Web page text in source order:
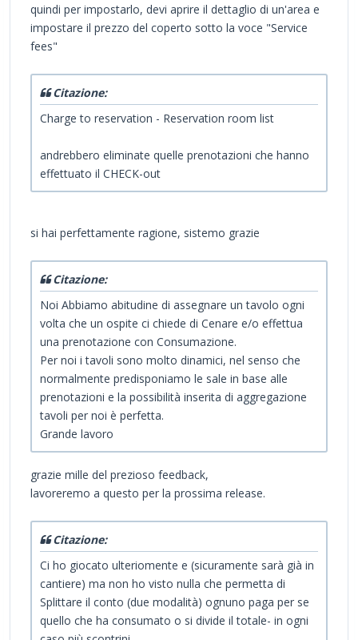
quindi per impostarlo, devi aprire il dettaglio di un'area e
impostare il prezzo del coperto sotto la voce "Service
fees"
Citazione:
Charge to reservation - Reservation room list
andrebbero eliminate quelle prenotazioni che hanno
effettuato il CHECK-out
si hai perfettamente ragione, sistemo grazie
Citazione:
Noi Abbiamo abitudine di assegnare un tavolo ogni
volta che un ospite ci chiede di Cenare e/o effettua
una prenotazione con Consumazione.
Per noi i tavoli sono molto dinamici, nel senso che
normalmente predisponiamo le sale in base alle
prenotazioni e la possibilità inserita di aggregazione
tavoli per noi è perfetta.
Grande lavoro
grazie mille del prezioso feedback,
lavoreremo a questo per la prossima release.
Citazione:
Ci ho giocato ulteriomente e (sicuramente sarà già in
cantiere) ma non ho visto nulla che permetta di
Splittare il conto (due modalità) ognuno paga per se
quello che ha consumato o si divide il totale- in ogni